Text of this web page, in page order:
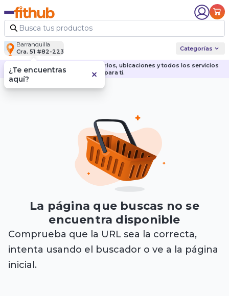
Barranquilla
Cra. 51 #82-223
Categorías
Descubre nuestras sedes, horarios, ubicaciones y todos los servicios
para ti.
La página que buscas no se
encuentra disponible
Comprueba que la URL sea la correcta,
intenta usando el buscador o ve a la página
inicial.
¿Te encuentras
aquí?